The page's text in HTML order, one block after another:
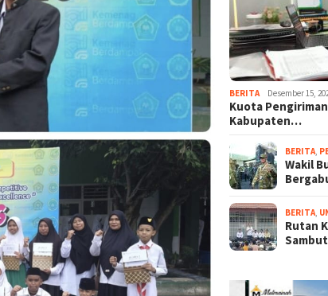
BERITA Desember 15,
Kuota
Kabupaten…
BERITA
Wakil
BERITA
Rutan